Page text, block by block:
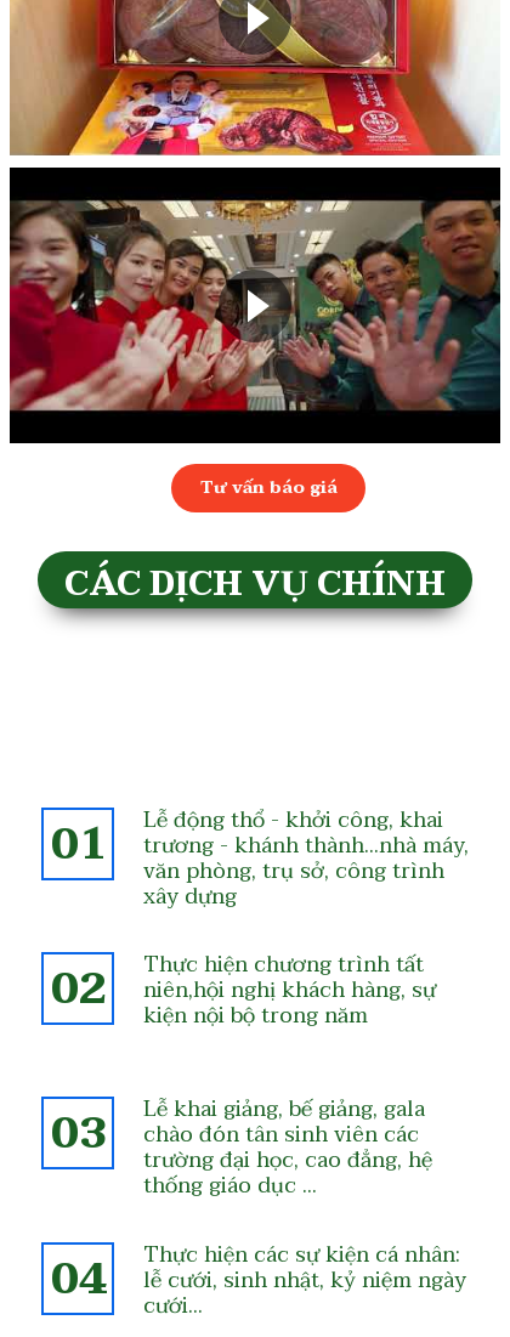
Tư vấn báo giá
Lễ động thổ - khởi công, khai
trương - khánh thành…nhà máy,
văn phòng, trụ sở, công trình
xây dựng
01
Thực hiện chương trình tất
niên,hội nghị khách hàng, sự
kiện nội bộ trong năm
02
Lễ khai giảng, bế giảng, gala
chào đón tân sinh viên các
trường đại học, cao đẳng, hệ
thống giáo dục …
03
Thực hiện các sự kiện cá nhân:
lễ cưới, sinh nhật, kỷ niệm ngày
cưới…
04
CÁC DỊCH VỤ CHÍNH